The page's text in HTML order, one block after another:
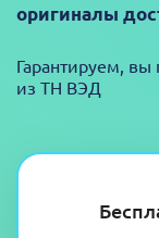
оригиналы
Гарантируем,
из ТН ВЭД